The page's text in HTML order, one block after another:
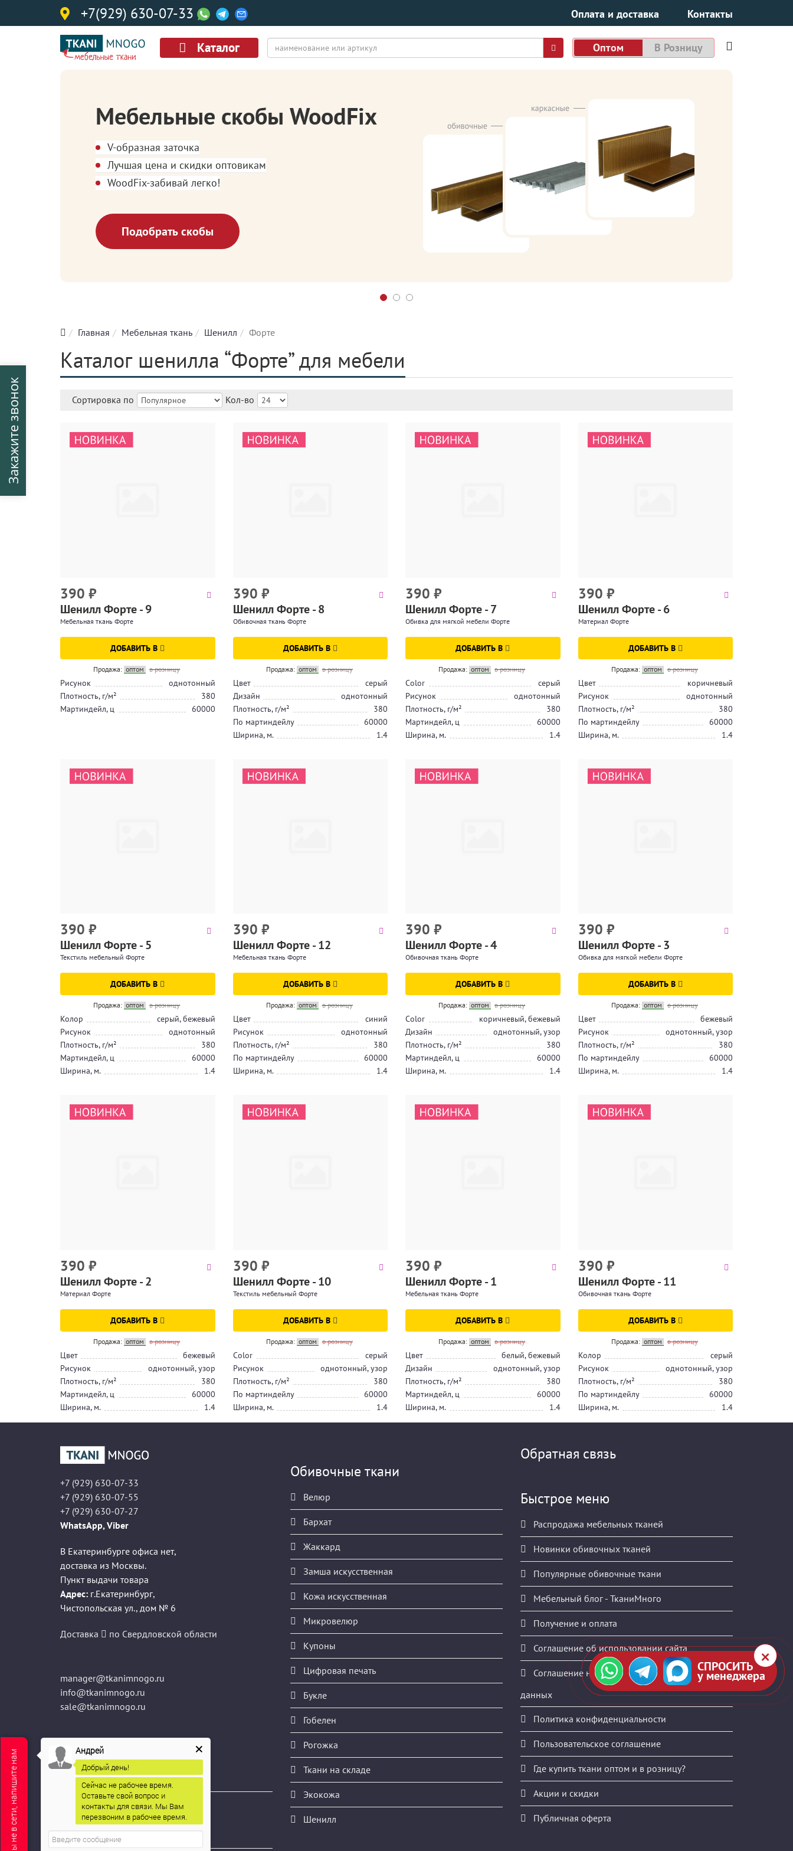
+7(929) 630-07-33 Оплата и доставка Контакты
Каталог Оптом В Розницу
СПРОСИТЬ
у менеджера
Мебельные скобы WoodFix
V-образная заточка
Лучшая цена и скидки оптовикам
WoodFix-забивай легко!
Подобрать скобы
Главная Мебельная ткань Шенилл Форте
Каталог шенилла “Форте” для мебели
Сортировка по Кол-во
390 ₽
Шенилл Форте - 9
Мебельная ткань Форте
ДОБАВИТЬ В
Продажа: оптом в розницу
Рисунок
однотонный
Плотность, г/м²
380
Мартиндейл, ц
60000
390 ₽
Шенилл Форте - 8
Обивочная ткань Форте
ДОБАВИТЬ В
Продажа: оптом в розницу
Цвет
серый
Дизайн
однотонный
Плотность, г/м²
380
По мартиндейлу
60000
Ширина, м.
1.4
390 ₽
Шенилл Форте - 7
Обивка для мягкой мебели Форте
ДОБАВИТЬ В
Продажа: оптом в розницу
Color
серый
Рисунок
однотонный
Плотность, г/м²
380
Мартиндейл, ц
60000
Ширина, м.
1.4
390 ₽
Шенилл Форте - 6
Материал Форте
ДОБАВИТЬ В
Продажа: оптом в розницу
Цвет
коричневый
Рисунок
однотонный
Плотность, г/м²
380
По мартиндейлу
60000
Ширина, м.
1.4
390 ₽
Шенилл Форте - 5
Текстиль мебельный Форте
ДОБАВИТЬ В
Продажа: оптом в розницу
Колор
серый, бежевый
Рисунок
однотонный
Плотность, г/м²
380
Мартиндейл, ц
60000
Ширина, м.
1.4
390 ₽
Шенилл Форте - 12
Мебельная ткань Форте
ДОБАВИТЬ В
Продажа: оптом в розницу
Цвет
синий
Рисунок
однотонный
Плотность, г/м²
380
По мартиндейлу
60000
Ширина, м.
1.4
390 ₽
Шенилл Форте - 4
Обивочная ткань Форте
ДОБАВИТЬ В
Продажа: оптом в розницу
Color
коричневый, бежевый
Дизайн
однотонный, узор
Плотность, г/м²
380
Мартиндейл, ц
60000
Ширина, м.
1.4
390 ₽
Шенилл Форте - 3
Обивка для мягкой мебели Форте
ДОБАВИТЬ В
Продажа: оптом в розницу
Цвет
бежевый
Рисунок
однотонный, узор
Плотность, г/м²
380
По мартиндейлу
60000
Ширина, м.
1.4
390 ₽
Шенилл Форте - 2
Материал Форте
ДОБАВИТЬ В
Продажа: оптом в розницу
Цвет
бежевый
Рисунок
однотонный, узор
Плотность, г/м²
380
Мартиндейл, ц
60000
Ширина, м.
1.4
390 ₽
Шенилл Форте - 10
Текстиль мебельный Форте
ДОБАВИТЬ В
Продажа: оптом в розницу
Color
серый
Рисунок
однотонный, узор
Плотность, г/м²
380
По мартиндейлу
60000
Ширина, м.
1.4
390 ₽
Шенилл Форте - 1
Мебельная ткань Форте
ДОБАВИТЬ В
Продажа: оптом в розницу
Цвет
белый, бежевый
Дизайн
однотонный, узор
Плотность, г/м²
380
Мартиндейл, ц
60000
Ширина, м.
1.4
390 ₽
Шенилл Форте - 11
Обивочная ткань Форте
ДОБАВИТЬ В
Продажа: оптом в розницу
Колор
серый
Рисунок
однотонный, узор
Плотность, г/м²
380
По мартиндейлу
60000
Ширина, м.
1.4
+7 (929) 630-07-33
+7 (929) 630-07-55
+7 (929) 630-07-27
WhatsApp, Viber
В Екатеринбурге офиса нет,
доставка из Москвы.
Пункт выдачи товара
Адрес: г.Екатеринбург,
Чистопольская ул., дом № 6
Доставка по Свердловской области
manager@tkanimnogo.ru
info@tkanimnogo.ru
sale@tkanimnogo.ru
Соц.сети
Обивочные ткани
Велюр
Бархат
Жаккард
Замша искусственная
Кожа искусственная
Микровелюр
Купоны
Цифровая печать
Букле
Гобелен
Рогожка
Ткани на складе
Экокожа
Шенилл
Обратная связь
Быстрое меню
Распродажа мебельных тканей
Новинки обивочных тканей
Популярные обивочные ткани
Мебельный блог - ТканиМного
Получение и оплата
Соглашение об использовании сайта
Соглашение на обработку персональных
данных
Политика конфиденциальности
Пользовательское соглашение
Где купить ткани оптом и в розницу?
Акции и скидки
Публичная оферта
Закажите звонок
Мы не в сети, напишите нам Андрей
Добрый день!
Сейчас не рабочее время.
Оставьте свой вопрос и
контакты для связи. Мы Вам
перезвоним в рабочее время.